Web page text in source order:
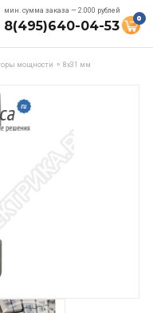
мин. сумма заказа — 2.000 рублей
8(495)640-04-53 0
мощности
8x31 мм